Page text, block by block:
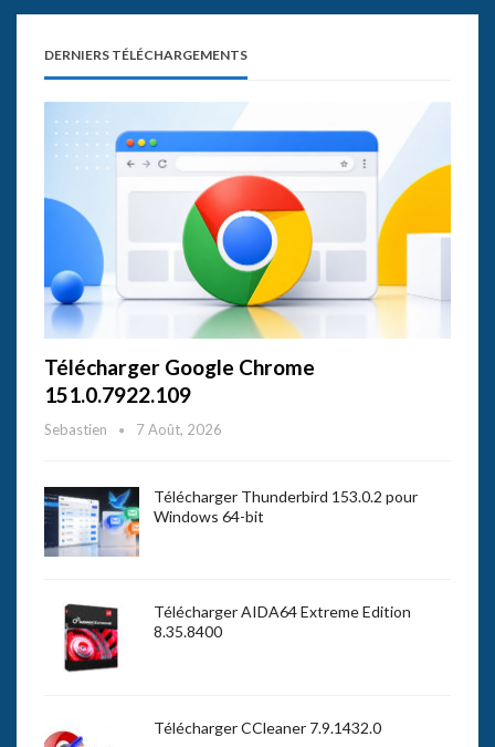
DERNIERS TÉLÉCHARGEMENTS
Télécharger Google Chrome
151.0.7922.109
Sebastien 7 Août, 2026
Télécharger Thunderbird 153.0.2 pour
Windows 64-bit
Télécharger AIDA64 Extreme Edition
8.35.8400
Télécharger CCleaner 7.9.1432.0